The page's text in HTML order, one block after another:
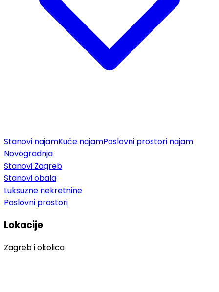
Stanovi najamKuće najamPoslovni prostori najam
Novogradnja
Stanovi Zagreb
Stanovi obala
Luksuzne nekretnine
Poslovni prostori
Lokacije
Zagreb i okolica